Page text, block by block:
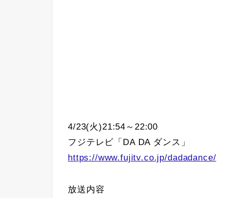
4/23(火)21:54～22:00
フジテレビ「DA DA ダンス」
https://www.fujitv.co.jp/dadadance/
放送内容